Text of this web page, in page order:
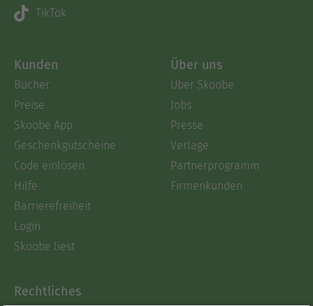
TikTok
Kunden
Bücher
Preise
Skoobe App
Geschenkgutscheine
Code einlösen
Hilfe
Barrierefreiheit
Login
Skoobe liest
Über uns
Über Skoobe
Jobs
Presse
Verlage
Partnerprogramm
Firmenkunden
Rechtliches